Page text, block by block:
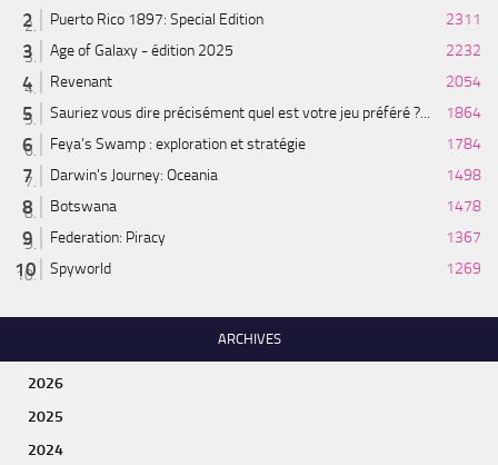
Puerto Rico 1897: Special Edition
2311
Age of Galaxy - édition 2025
2232
Revenant
2054
Sauriez vous dire précisément quel est votre jeu préféré ?...
1864
Feya’s Swamp : exploration et stratégie
1784
Darwin's Journey: Oceania
1498
Botswana
1478
Federation: Piracy
1367
Spyworld
1269
ARCHIVES
2026
2025
2024